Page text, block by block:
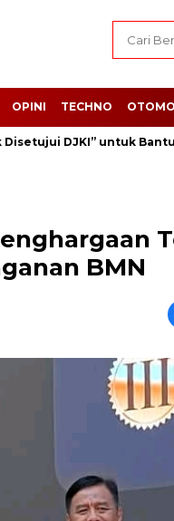
OPINI TECHNO
DJKI” untuk Bantu
BMN